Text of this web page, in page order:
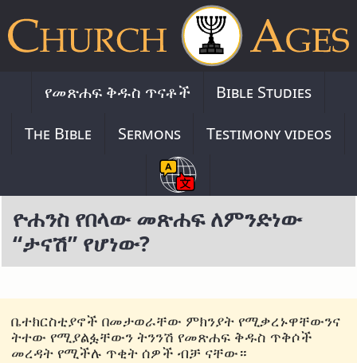
የመጽሐፍ ቅዱስ ጥናቶች
Bible Studies
The Bible
Sermons Testimony videos
ዮሐንስ የበላው መጽሐፍ ለምንድነው
“ታናሽ” የሆነው?
ቤተክርስቲያኖች በመታወራቸው ምክንያት የሚቃረኑዋቸውንና
ትተው የሚያልፏቸውን ትንንሽ የመጽሐፍ ቅዱስ ጥቅሶች
መረዳት የሚችሉ ጥቂት ሰዎች ብቻ ናቸው።